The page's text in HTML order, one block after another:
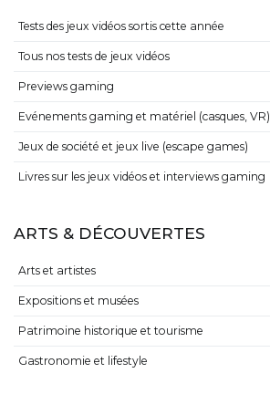
Tests des jeux vidéos sortis cette année
Tous nos tests de jeux vidéos
Previews gaming
Evénements gaming et matériel (casques, VR)
Jeux de société et jeux live (escape games)
Livres sur les jeux vidéos et interviews gaming
ARTS & DÉCOUVERTES
Arts et artistes
Expositions et musées
Patrimoine historique et tourisme
Gastronomie et lifestyle